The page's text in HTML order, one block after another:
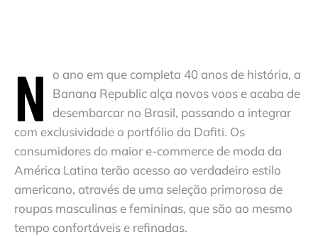
N
o ano em que completa 40 anos de história, a
Banana Republic alça novos voos e acaba de
desembarcar no Brasil, passando a integrar
com exclusividade o portfólio da Dafiti. Os
consumidores do maior e-commerce de moda da
América Latina terão acesso ao verdadeiro estilo
americano, através de uma seleção primorosa de
roupas masculinas e femininas, que são ao mesmo
tempo confortáveis e refinadas.